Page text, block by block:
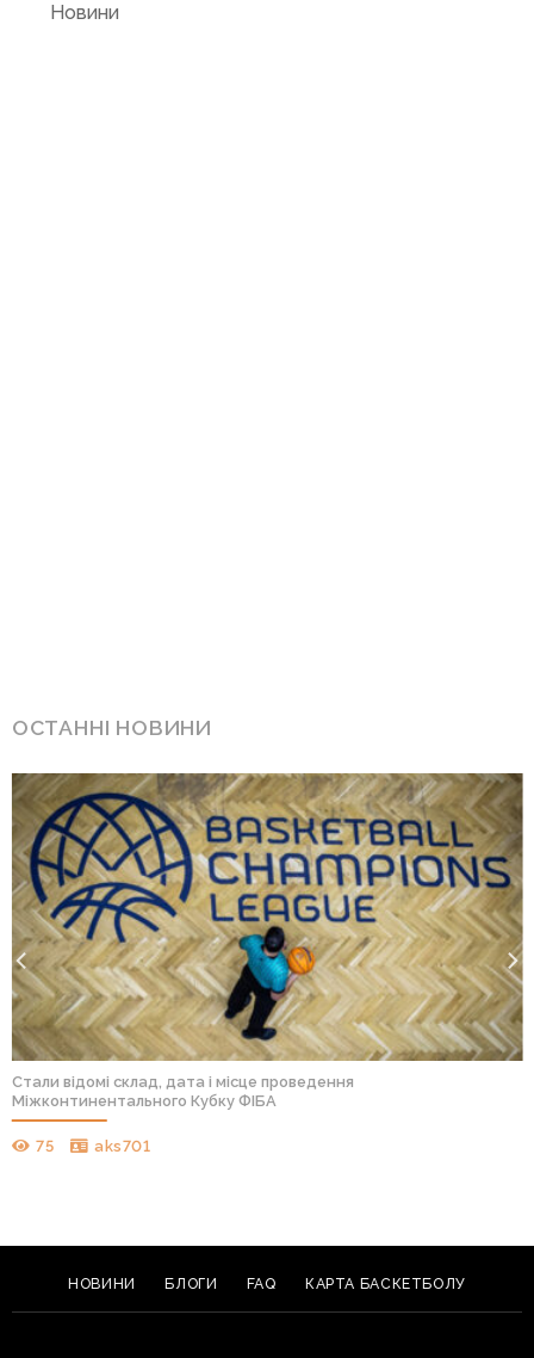
Новини
ОСТАННІ НОВИНИ
Стали відомі склад, дата і місце проведення
Міжконтинентального Кубку ФІБА
75 aks701
НОВИНИ БЛОГИ FAQ КАРТА БАСКЕТБОЛУ